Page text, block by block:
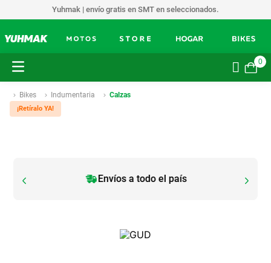
Yuhmak | envío gratis en SMT en seleccionados.
0
Bikes Indumentaria Calzas
¡Retíralo YA!
Envíos a todo el país